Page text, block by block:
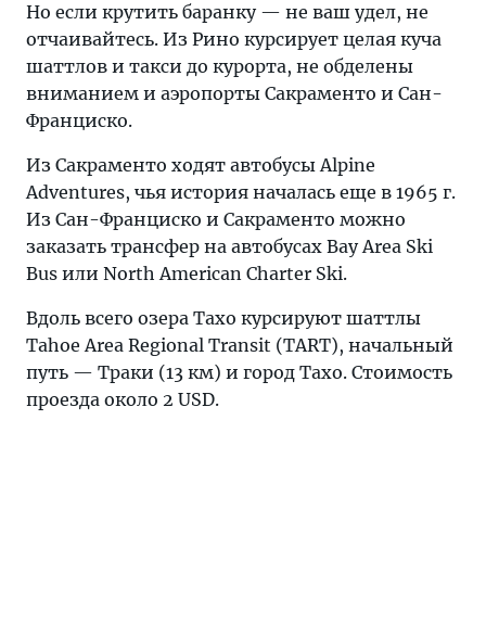
Но если крутить баранку — не ваш удел, не
отчаивайтесь. Из Рино курсирует целая куча
шаттлов и такси до курорта, не обделены
вниманием и аэропорты Сакраменто и Сан-
Франциско.
Из Сакраменто ходят автобусы Alpine
Adventures, чья история началась еще в 1965 г.
Из Сан-Франциско и Сакраменто можно
заказать трансфер на автобусах Bay Area Ski
Bus или North American Charter Ski.
Вдоль всего озера Тахо курсируют шаттлы
Tahoe Area Regional Transit (TART), начальный
путь — Траки (13 км) и город Тахо. Стоимость
проезда около 2 USD.